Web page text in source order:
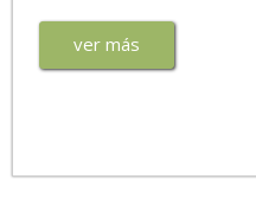
ver más